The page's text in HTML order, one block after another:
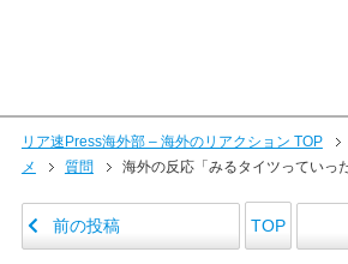
リア速Press海外部 – 海外のリアクション TOP
メ
質問 海外の反応「みるタイツっていっ
前の投稿 TOP